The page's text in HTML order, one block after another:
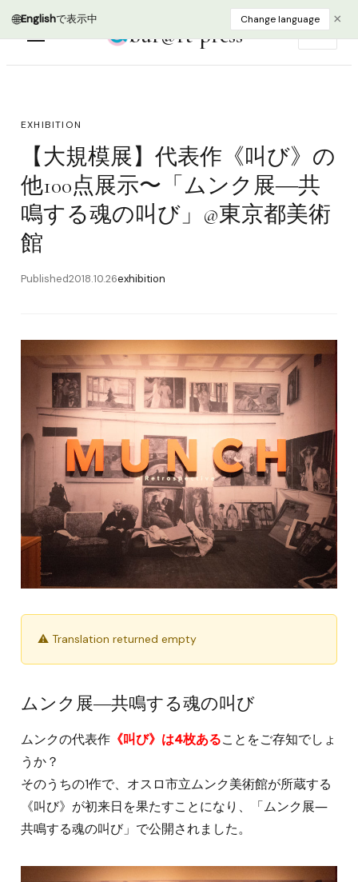
bur@rt press
EXHIBITION
【大規模展】代表作《叫び》の
他100点展示〜「ムンク展―共
鳴する魂の叫び」@東京都美術
館
Published2018.10.26exhibition
⚠ Translation returned empty
ムンク展―共鳴する魂の叫び
ムンクの代表作《叫び》は4枚あることをご存知でしょ
うか？
そのうちの1作で、オスロ市立ムンク美術館が所蔵する
《叫び》が初来日を果たすことになり、「ムンク展―
共鳴する魂の叫び」で公開されました。